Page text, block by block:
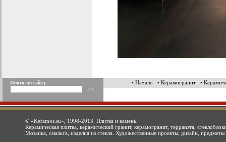
Поиск по сайту • Начало • Керамогранит •
© «Keramos.su» , 1998-2013. Плитка и камень.
Керамическая плитка, керамический гранит, керамогранит, терракота,
Мозаика, смальта, изделия из стекла. Художественные проекты, дизайн, предметы